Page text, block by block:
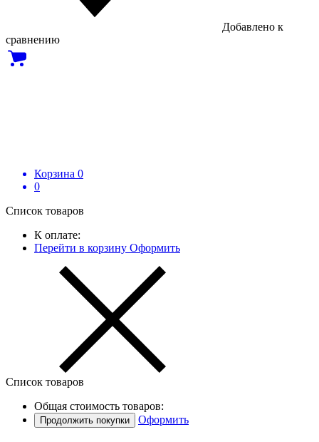
Добавлено к
сравнению
Корзина 0
0
Список товаров
К оплате:
Перейти в корзину Оформить
Список товаров
Общая стоимость товаров:
Продолжить покупки Оформить